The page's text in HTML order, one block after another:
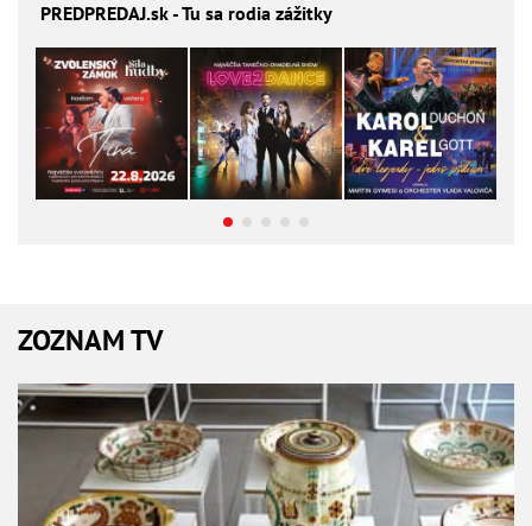
PREDPREDAJ.sk - Tu sa rodia zážitky
ZOZNAM TV